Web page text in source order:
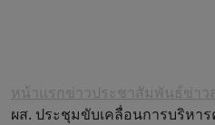
หน้าแรกข่าวประชาสัมพันธ์ข่าว
ผส. ประชุมขับเคลื่อนการบริหา